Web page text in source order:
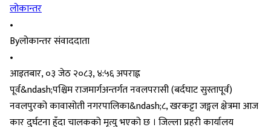
लोकान्तर
•
Byलोकान्तर संवाददाता
•
आइतबार, ०३ जेठ २०८३, ४:५६ अपराह्न
पूर्व&ndash;पश्चिम राजमार्गअन्तर्गत नवलपरासी (बर्दघाट सुस्तापूर्व)
नवलपुरको कावासोती नगरपालिका&ndash;८, खरकट्टा जङ्गल क्षेत्रमा आज
कार दुर्घटना हुँदा चालकको मृत्यु भएको छ । जिल्ला प्रहरी कार्यालय